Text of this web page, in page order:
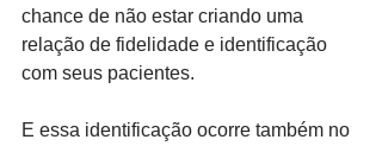
chance de não estar criando uma
relação de fidelidade e identificação
com seus pacientes.
E essa identificação ocorre também no